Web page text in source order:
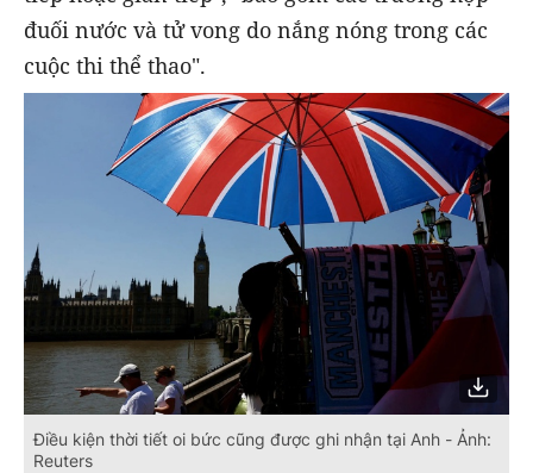
đuối nước và tử vong do nắng nóng trong các
cuộc thi thể thao".
Điều kiện thời tiết oi bức cũng được ghi nhận tại Anh - Ảnh:
Reuters